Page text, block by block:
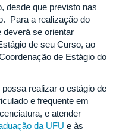
desde que previsto nas
Para a realização do
deverá se orientar
de seu Curso, ao
de Estágio do
realizar o estágio de
e frequente em
e atender
da UFU e às